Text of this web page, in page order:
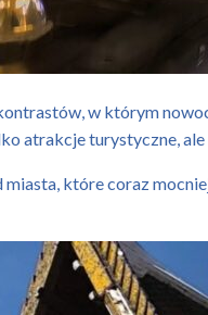
w którym
atrakcje turystyczne,
które coraz